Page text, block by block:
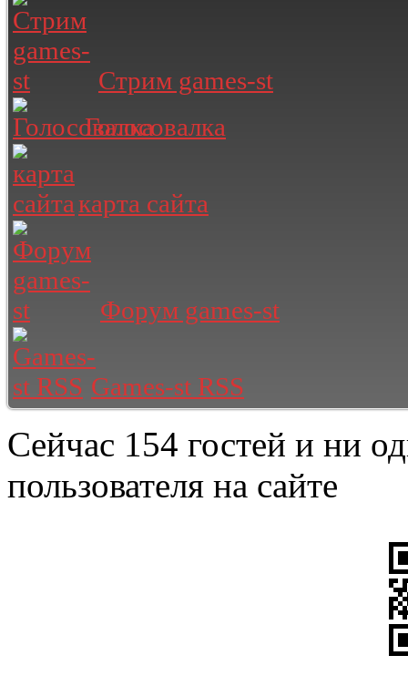
Стрим games-st
Голосовалка
карта сайта
Форум games-st
Games-st RSS
Сейчас 154 гостей и ни
пользователя на сайте